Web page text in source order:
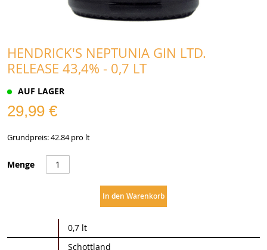
HENDRICK'S NEPTUNIA GIN LTD.
RELEASE 43,4% - 0,7 LT
AUF LAGER
29,99 €
Grundpreis: 42.84 pro lt
Menge
In den Warenkorb
Informationen
0,7 lt
Schottland